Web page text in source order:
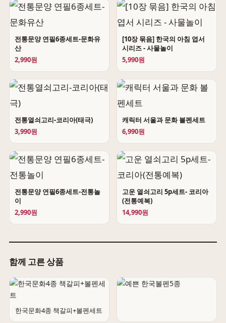
전통문양 연필6종세트-문화유
산
2,990원
[10장 묶음] 한국의 아침 엽서
시리즈 - 사물놀이
5,990원
전통열쇠고리-코리아(태극)
3,990원
캐릭터 서울과 문화 볼펜세트
6,990원
전통문양 연필6종세트-전통놀
이
2,990원
고운 열쇠고리 5p세트- 코리아
(전통예복)
14,990원
함께 고른 상품
한국문화4종 책갈피+볼펜세트